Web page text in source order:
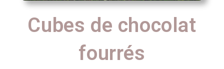
Cubes de chocolat
fourrés